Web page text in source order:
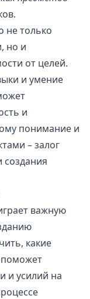
не только
но и
от целей.
и умение
и
понимание и
– залог
создания
важную
какие
и усилий на